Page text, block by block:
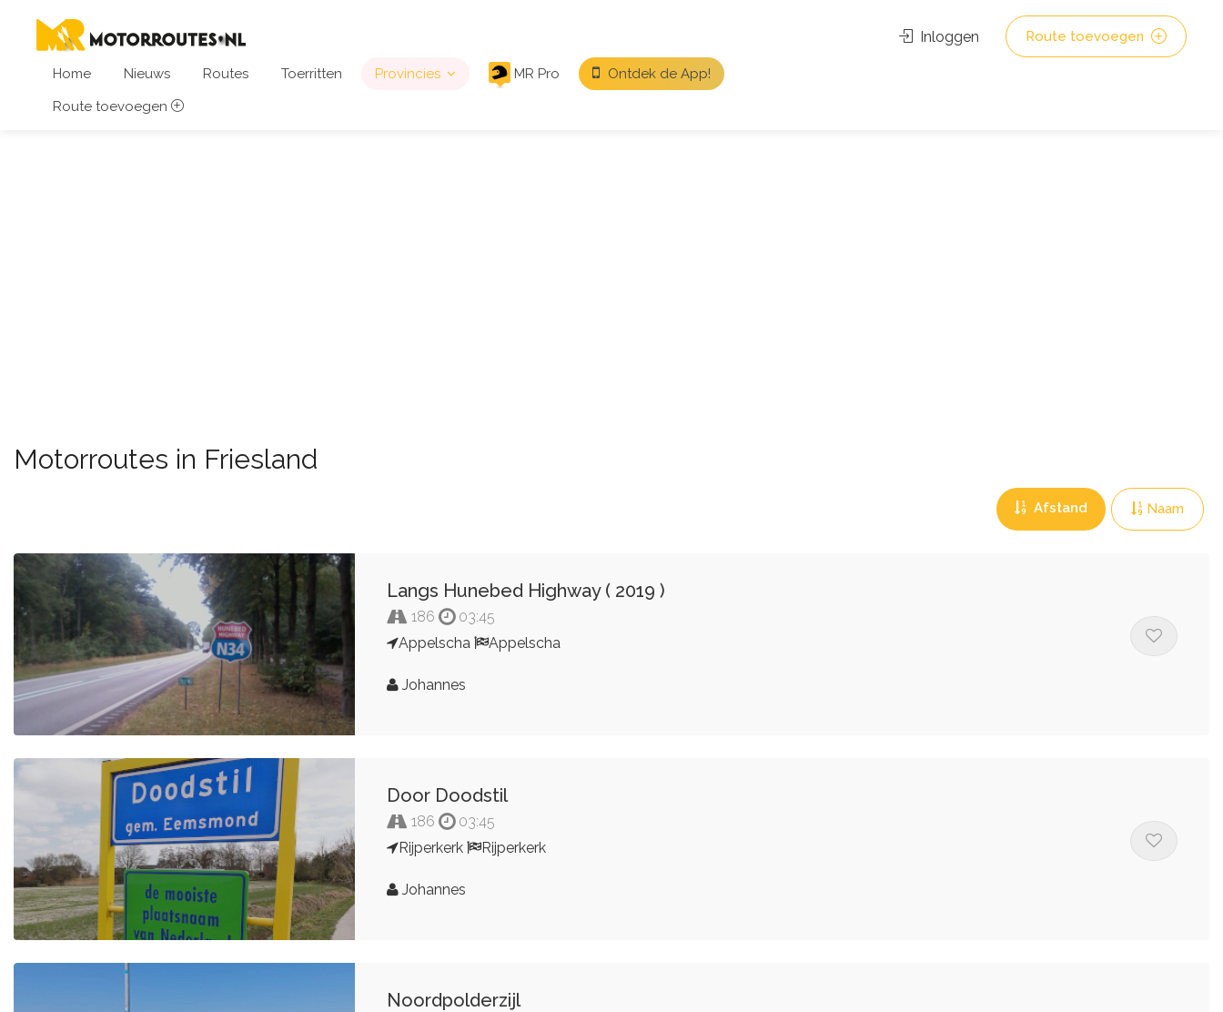
Home Nieuws Routes Toerritten Provincies MR Pro
Ontdek de App!
Route toevoegen
Inloggen Route toevoegen
Motorroutes in Friesland
Afstand Naam
Langs Hunebed Highway ( 2019 )
186
03:45
Appelscha
Appelscha
Johannes
Door Doodstil
186
03:45
Rijperkerk
Rijperkerk
Johannes
Noordpolderzijl